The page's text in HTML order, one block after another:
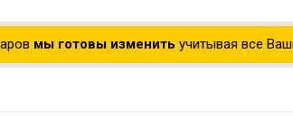
мы готовы изменить учитывая все